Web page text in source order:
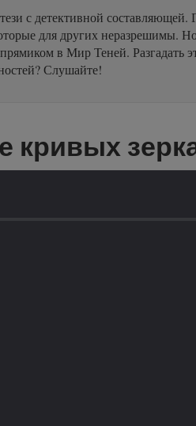
с детективной
для других неразрешимы.
в Мир Теней.
Слушайте!
кривых